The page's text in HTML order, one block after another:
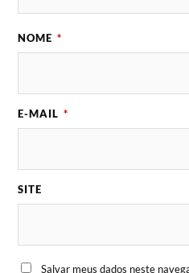
NOME *
E-MAIL *
SITE
Salvar meus dados neste